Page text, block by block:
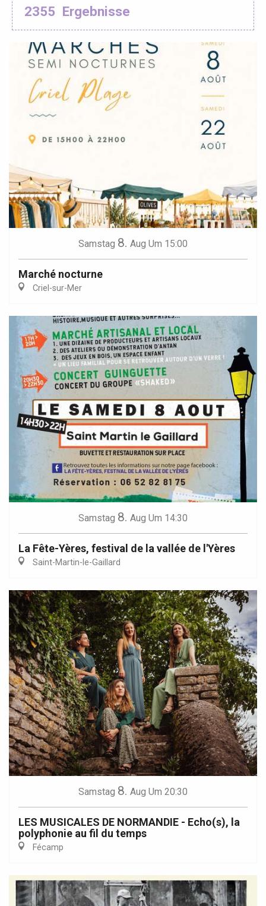
2355 Ergebnisse
Samstag 8. Aug Um 15:00
Marché nocturne
Criel-sur-Mer
Samstag 8. Aug Um 14:30
La Fête-Yères, festival de la vallée de l'Yères
Saint-Martin-le-Gaillard
Samstag 8. Aug Um 20:30
LES MUSICALES DE NORMANDIE - Echo(s), la
polyphonie au fil du temps
Fécamp